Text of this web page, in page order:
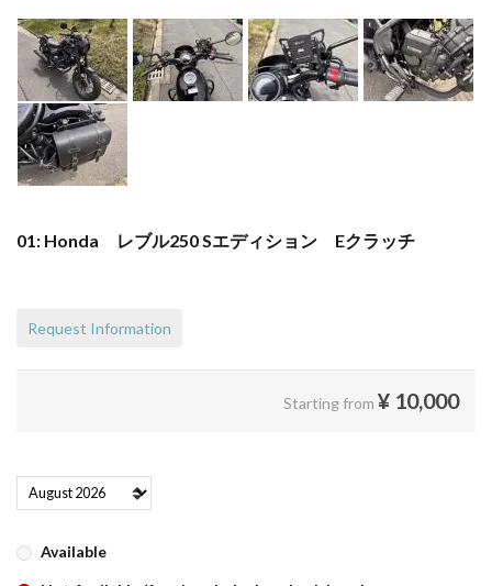
01: Honda レブル250 Sエディション Eクラッチ
Request Information
Starting from ¥ 10,000
Available